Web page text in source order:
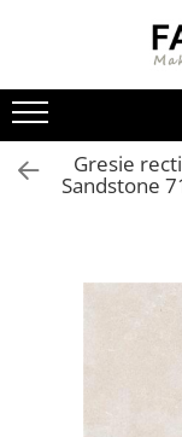
GRESIE INTERIOR
GRESIE EXTERIOR
GRESIE XXL -
TREPTE DIN GRESIE
FAIANTA
PIESE DECORATIVE
CANAPELE
CUIERE
CONSOLE
Gresie
Sandstone